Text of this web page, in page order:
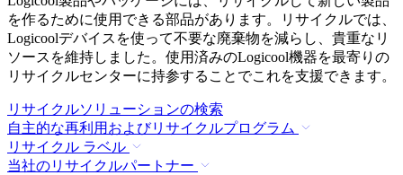
を作るために使用できる部品があります。リサイクルでは、
Logicoolデバイスを使って不要な廃棄物を減らし、貴重なリ
ソースを維持しました。使用済みのLogicool機器を最寄りの
リサイクルセンターに持参することでこれを支援できます。
リサイクルソリューションの検索
自主的な再利用およびリサイクルプログラム
リサイクル ラベル
当社のリサイクルパートナー